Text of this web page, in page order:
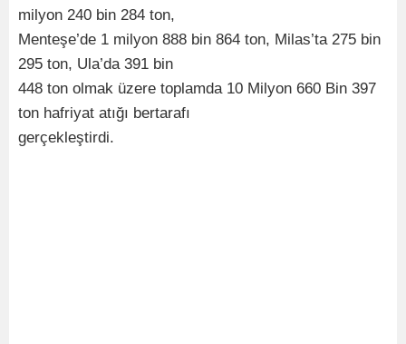
milyon 240 bin 284 ton,
Menteşe’de 1 milyon 888 bin 864 ton, Milas’ta 275 bin
295 ton, Ula’da 391 bin
448 ton olmak üzere toplamda 10 Milyon 660 Bin 397
ton hafriyat atığı bertarafı
gerçekleştirdi.